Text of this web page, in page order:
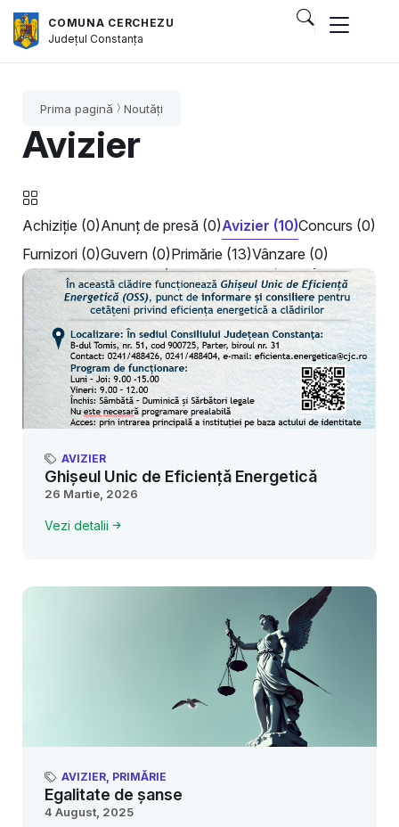
COMUNA CERCHEZU
JudețulConstanța
Prima pagină Noutăți
Avizier
Achiziție (0)Anunț de presă (0)Avizier (10)Concurs (0)
Furnizori (0)Guvern (0)Primărie (13)Vânzare (0)
AVIZIER
Ghișeul Unic de Eficiență Energetică
26 Martie, 2026
Vezi detalii
AVIZIER, PRIMĂRIE
Egalitate de șanse
4 August, 2025